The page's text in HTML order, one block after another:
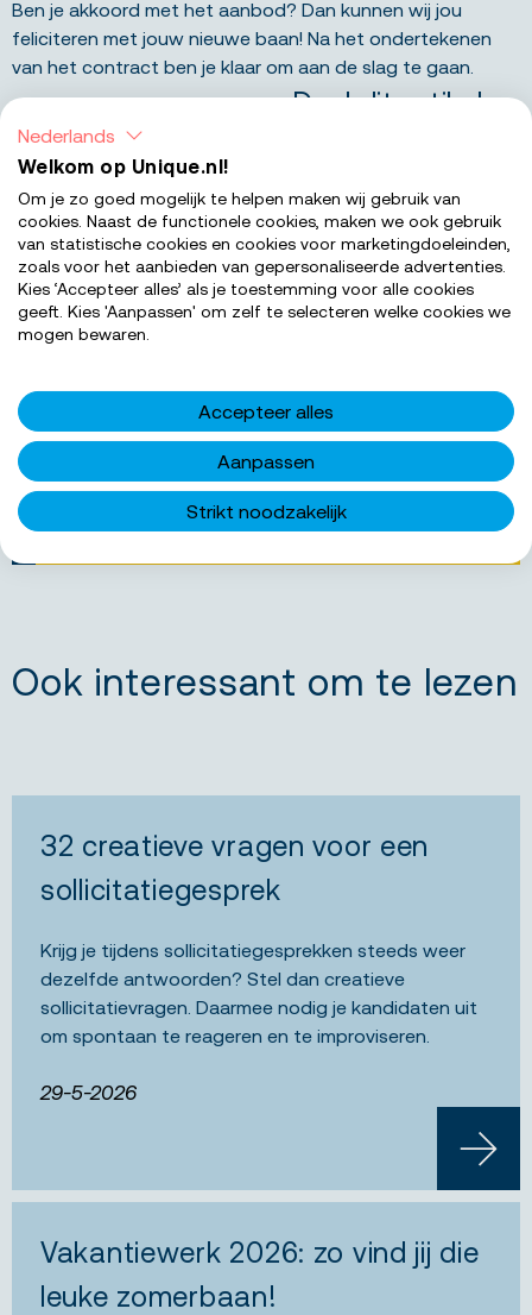
Ben je akkoord met het aanbod? Dan kunnen wij jou
feliciteren met jouw nieuwe baan! Na het ondertekenen
van het contract ben je klaar om aan de slag te gaan.
Deel dit artikel
LinkedIn Facebook
Wij vinden graag het personeel dat jouw organisatie
verder brengt. Zullen we contact hebben?
NEEM CONTACT OP
Ook interessant om te lezen
32 creatieve vragen voor een
sollicitatiegesprek
Krijg je tijdens sollicitatiegesprekken steeds weer
dezelfde antwoorden? Stel dan creatieve
sollicitatievragen. Daarmee nodig je kandidaten uit
om spontaan te reageren en te improviseren.
29-5-2026
LEES
Vakantiewerk 2026: zo vind jij die
leuke zomerbaan!
Nederlands
Welkom op Unique.nl!
Om je zo goed mogelijk te helpen maken wij gebruik van
cookies. Naast de functionele cookies, maken we ook gebruik
van statistische cookies en cookies voor marketingdoeleinden,
zoals voor het aanbieden van gepersonaliseerde advertenties.
Kies ‘Accepteer alles’ als je toestemming voor alle cookies
geeft. Kies 'Aanpassen' om zelf te selecteren welke cookies we
mogen bewaren.
Accepteer alles
Aanpassen
Strikt noodzakelijk